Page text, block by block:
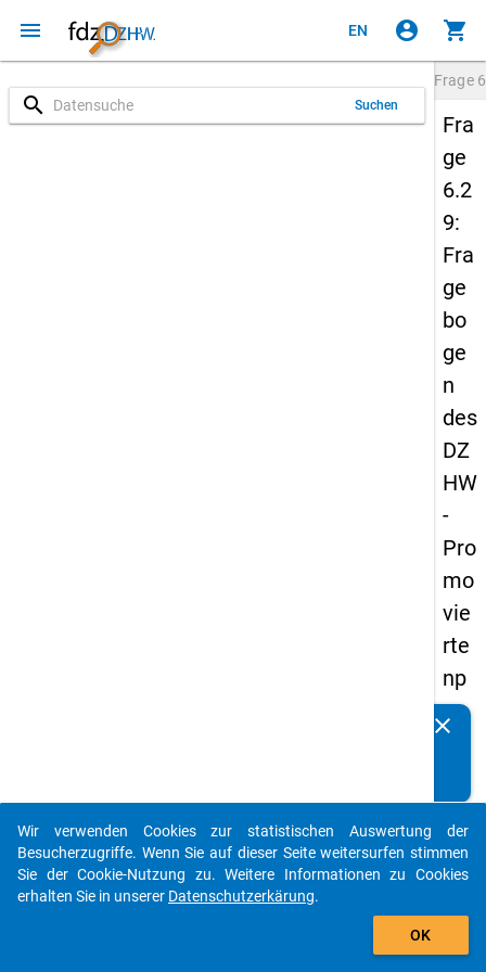
menu EN account_circle shopping_cart
search Suchen
Frage
Fra
ge
6.2
9:
Fra
ge
bo
ge
n
des
DZ
HW
-
Pro
mo
vie
rte
np
an
14
-
zw
clear
auto_stories
add_shopping_cart
Wir verwenden Cookies zur statistischen Auswertung der
Besucherzugriffe. Wenn Sie auf dieser Seite weitersurfen stimmen
Sie der Cookie-Nutzung zu. Weitere Informationen zu Cookies
erhalten Sie in unserer Datenschutzerkärung.
OK